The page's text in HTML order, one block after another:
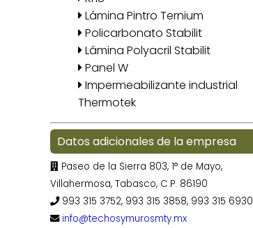
Lámina Pintro Ternium
Policarbonato Stabilit
Lámina Polyacril Stabilit
Panel W
Impermeabilizante industrial
Thermotek
Datos adicionales de la empresa
Paseo de la Sierra 803, 1° de Mayo,
Villahermosa, Tabasco, C.P. 86190
993 315 3752, 993 315 3858, 993 315 6930
info@techosymurosmty.mx